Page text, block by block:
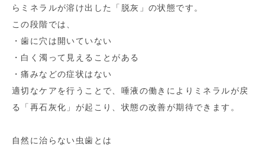
らミネラルが溶け出した「脱灰」の状態です。
この段階では、
・歯に穴は開いていない
・白く濁って見えることがある
・痛みなどの症状はない
適切なケアを行うことで、唾液の働きによりミネラルが戻
る「再石灰化」が起こり、状態の改善が期待できます。
自然に治らない虫歯とは